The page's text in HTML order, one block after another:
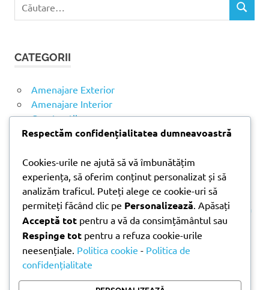
ă
u
p
ă
C
CATEGORII
Amenajare Exterior
Amenajare Interior
Construcții
Noutăți
ARTICOLE RECENTE
Parchet laminat sau SPC? Diferențele care contează
Materiale pentru zidărie – avantajele fiecărei soluții
și când se folosesc
Ghid practic pentru alegerea vopselei lavabile
pentru fiecare încăpere
Produse indispensabile pentru lucrările de
Respectăm confidențialitatea dumneavoastră
Cookies-urile ne ajută să vă îmbunătățim
experiența, să oferim conținut personalizat și să
analizăm traficul. Puteți alege ce cookie-uri să
permiteți făcând clic pe Personalizează . Apăsați
Acceptă tot pentru a vă da consimțământul sau
Respinge tot pentru a refuza cookie-urile
neesențiale. Politica cookie - Politica de
confidențialitate